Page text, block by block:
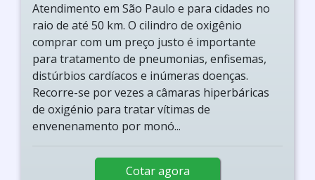
Atendimento em São Paulo e para cidades no
raio de até 50 km. O cilindro de oxigênio
comprar com um preço justo é importante
para tratamento de pneumonias, enfisemas,
distúrbios cardíacos e inúmeras doenças.
Recorre-se por vezes a câmaras hiperbáricas
de oxigénio para tratar vítimas de
envenenamento por monó...
Cotar agora